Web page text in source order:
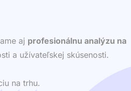
aj profesionálnu analýzu na
a užívateľskej skúsenosti.
na trhu.